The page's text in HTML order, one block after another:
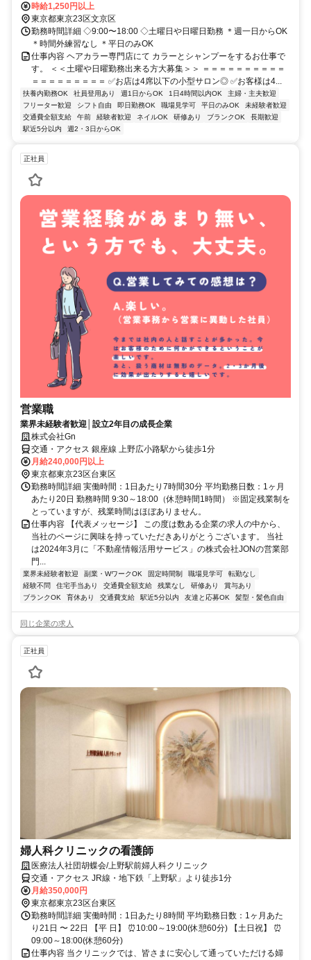
時給1,250円以上
東京都東京23区文京区
勤務時間詳細 ◇9:00〜18:00 ◇土曜日や日曜日勤務 ＊週一日からOK
＊時間外練習なし ＊平日のみOK
仕事内容 ヘアカラー専門店にて カラーとシャンプーをするお仕事で
す。 ＜＜土曜や日曜勤務出来る方大募集＞＞ ＝＝＝＝＝＝＝＝＝＝
＝＝＝＝＝＝＝＝＝ ✅お店は4席以下の小型サロン◎ ✅お客様は4...
扶養内勤務OK 社員登用あり 週1日からOK 1日4時間以内OK
主婦・主夫歓迎
フリーター歓迎
シフト自由 即日勤務OK 職場見学可 平日のみOK
未経験者歓迎
交通費全額支給
午前 経験者歓迎 ネイルOK 研修あり ブランクOK
長期歓迎
駅近5分以内
週2・3日からOK
正社員
営業職
業界未経験者歓迎│設立2年目の成長企業
株式会社Gn
交通・アクセス 銀座線 上野広小路駅から徒歩1分
月給240,000円以上
東京都東京23区台東区
勤務時間詳細 実働時間：1日あたり7時間30分 平均勤務日数：1ヶ月
あたり20日 勤務時間 9:30～18:00（休憩時間1時間） ※固定残業制を
とっていますが、残業時間はほぼありません。
仕事内容 【代表メッセージ】 この度は数ある企業の求人の中から、
当社のページに興味を持っていただきありがとうございます。 当社
は2024年3月に「不動産情報活用サービス」の株式会社JONの営業部
門...
業界未経験者歓迎 副業・WワークOK 固定時間制 職場見学可
転勤なし
経験不問
住宅手当あり 交通費全額支給 残業なし 研修あり
賞与あり
ブランクOK
育休あり 交通費支給 駅近5分以内 友達と応募OK 髪型・髪色自由
同じ企業の求人
正社員
婦人科クリニックの看護師
医療法人社団胡蝶会/上野駅前婦人科クリニック
交通・アクセス JR線・地下鉄「上野駅」より徒歩1分
月給350,000円
東京都東京23区台東区
勤務時間詳細 実働時間：1日あたり8時間 平均勤務日数：1ヶ月あた
り21日 〜 22日 【平 日】 ⏰10:00～19:00(休憩60分) 【土日祝】 ⏰
09:00～18:00(休憩60分)
仕事内容 当クリニックでは、皆さまに安心して通っていただける婦